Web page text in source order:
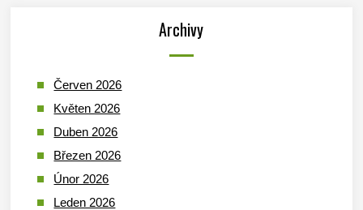
Archivy
Červen 2026
Květen 2026
Duben 2026
Březen 2026
Únor 2026
Leden 2026